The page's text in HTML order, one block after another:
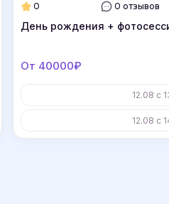
0 0 отзывов
День рождения +
От 40000₽
12.08 с
12.08 с